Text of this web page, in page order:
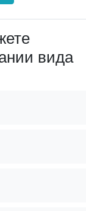
вида